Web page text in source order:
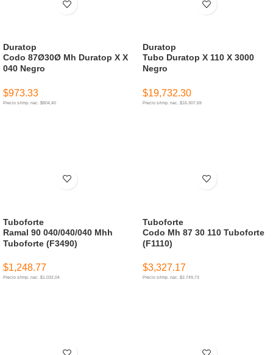
Codo 87Ø30Ø Mh Duratop X X
040 Negro
Duratop
$973.33
Precio s/imp. nac. $804,40
Tubo Duratop X 110 X 3000
Negro
Duratop
$19,732.30
Precio s/imp. nac. $16.307,69
Ramal 90 040/040/040 Mhh
Tuboforte (F3490)
Tuboforte
$1,248.77
Precio s/imp. nac. $1.032,04
Codo Mh 87 30 110 Tuboforte
(F1110)
Tuboforte
$3,327.17
Precio s/imp. nac. $2.749,73